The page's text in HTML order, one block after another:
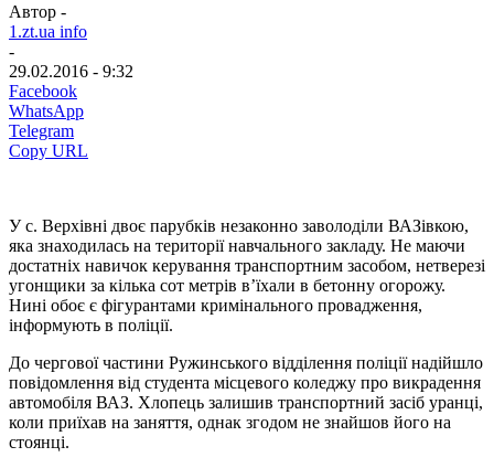
Автор -
1.zt.ua info
-
29.02.2016 - 9:32
Facebook
WhatsApp
Telegram
Copy URL
У с. Верхівні двоє парубків незаконно заволоділи ВАЗівкою,
яка знаходилась на території навчального закладу. Не маючи
достатніх навичок керування транспортним засобом, нетверезі
угонщики за кілька сот метрів в’їхали в бетонну огорожу.
Нині обоє є фігурантами кримінального провадження,
інформують в поліції.
До чергової частини Ружинського відділення поліції надійшло
повідомлення від студента місцевого коледжу про викрадення
автомобіля ВАЗ. Хлопець залишив транспортний засіб уранці,
коли приїхав на заняття, однак згодом не знайшов його на
стоянці.